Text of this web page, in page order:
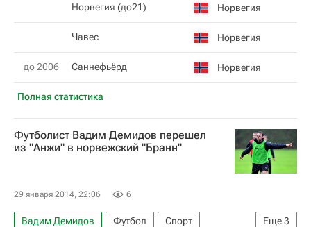
Полная статистика
Норвегия (до21) Норвегия
Чавес Норвегия
до 2006 Саннефьёрд Норвегия
Футболист Вадим Демидов перешел
из "Анжи" в норвежский "Бранн"
29 января 2014, 22:06 6
Еще3
Вадим Демидов Футбол
Спорт